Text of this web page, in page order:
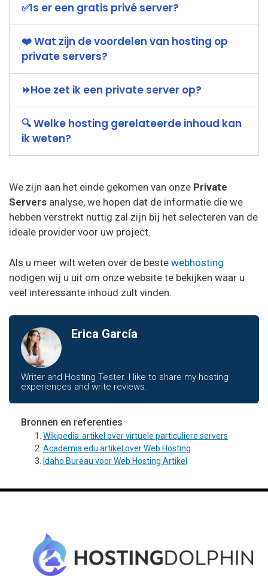
✅Is er een gratis privé server?
❤️ Wat zijn de voordelen van hosting op
private servers?
⏩Hoe zet ik een private server op?
🔍 Welke hosting gerelateerde inhoud kan
ik weten?
We zijn aan het einde gekomen van onze Private
Servers analyse, we hopen dat de informatie die we
hebben verstrekt nuttig zal zijn bij het selecteren van de
ideale provider voor uw project.
Als u meer wilt weten over de beste webhosting
nodigen wij u uit om onze website te bekijken waar u
veel interessante inhoud zult vinden.
Erica García
Writer and Hosting Tester. I like to share my hosting
experiences and write reviews.
Bronnen en referenties
Wikipedia-artikel over virtuele particuliere servers
Academia.edu artikel over Web Hosting
Idaho Bureau voor Web Hosting Artikel